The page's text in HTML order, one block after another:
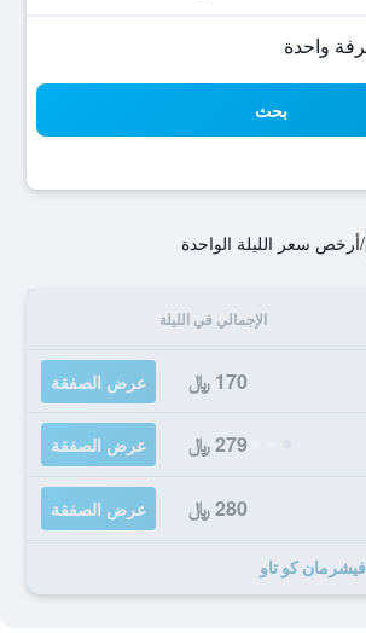
بحث
/أرخص سعر الليلة الواحدة
الإجمالي في الليلة
170 ﷼ عرض الصفقة
279 ﷼ عرض الصفقة
280 ﷼ عرض الصفقة